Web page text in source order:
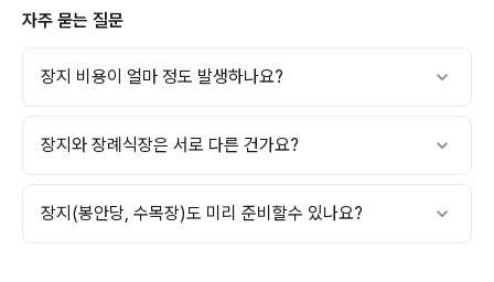
자주 묻는 질문
장지 비용이 얼마 정도 발생하나요?
장지와 장례식장은 서로 다른 건가요?
장지(봉안당, 수목장)도 미리 준비할수 있나요?